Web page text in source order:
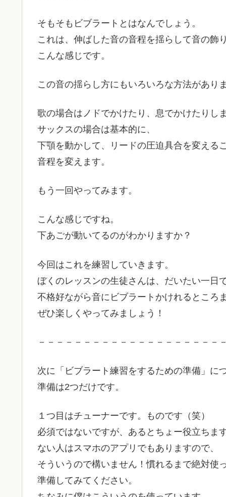
そもそもビブラートとはなんでしょう。
これは、伸ばした音の音程を揺らして音の飾
こんな感じです。
この音の揺らし方にもいろいろな方法がありま
歌の場合はノドでかけたり、息でかけたりしま
サックスの場合は基本的に、
下顎を動かして、リードの圧迫具合を変える
音程を変えます。
もう一回やってみます。
こんな感じですね。
下あごが動いてるのがわかりますか？
今回はこれを練習していきます。
ぼくのレッスンの生徒さんは、だいたい一日
不格好ながら音にビブラートかけれるところ
ぜひ楽しくやってみましょう！
－－－－－－－－－－－－－－－－－－－－－
次に「ビブラート練習をするための準備」に
準備は2つだけです。
１つ目はチューナーです。ものです（笑）
必須ではないですが、あるとちょー役立ちます
ない人はスマホのアプリでもありますので、
そういうので構いません！慣れるまで絶対使
準備してみてください。